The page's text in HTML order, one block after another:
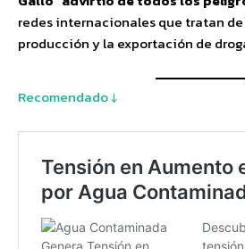
redes internacionales que tratan
producción y la exportación de
Recomendado ↓